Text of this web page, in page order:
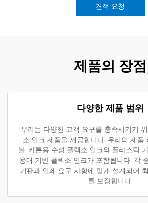
견적 요청
제품의 장점
다양한 제품 범위
우리는 다양한 고객 요구를 충족시키기
소 인크 제품을 제공합니다. 우리의 제품
볼, 카톤용 수성 플렉소 인크와 플라스틱
용매 기반 플렉소 인크가 포함됩니다. 각
기판과 인쇄 요구 사항에 맞게 설계되어
를 보장합니다.